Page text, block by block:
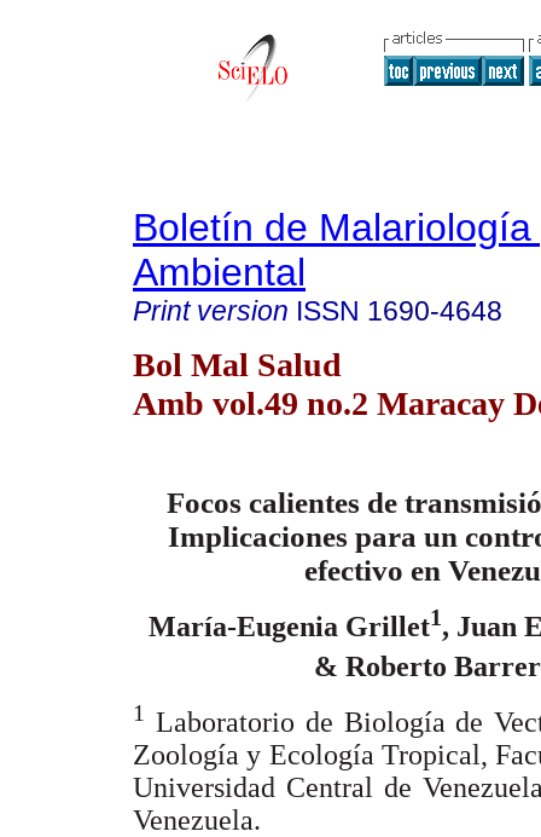
Boletín de
Ambiental
Print version ISSN 1690-4648
Bol Mal Salud
Amb vol.49 no.2 Maracay
Focos calientes de
Implicaciones para un
efectivo en
María-Eugenia Grillet1, Juan
& Roberto
1 Laboratorio de Biología de
Zoología y Ecología Tropical,
Universidad Central de
Venezuela.